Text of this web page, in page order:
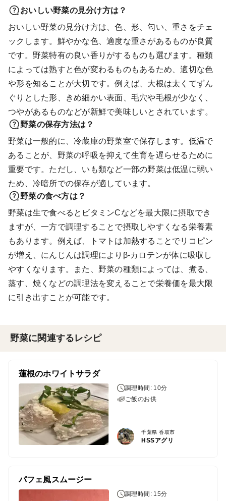
おいしい野菜の見分け方は？
おいしい野菜の見分け方は、色、形、匂い、重さをチェ
ックします。鮮やかな色、適度な重さがあるものが良質
です。野菜特有の良い香りがするものも選びます。種類
によっては熟すと色が変わるものもあるため、適切な色
や形を知ることが大切です。例えば、大根は太くてずん
ぐりとした形、きめ細かい表面、毛穴や毛根が少なく、
つやがあるものなどが新鮮で美味しいとされています。
野菜の保存方法は？
野菜は一般的に、冷蔵庫の野菜室で保存します。低温で
あることが、野菜の呼吸を抑えて生育を遅らせるために
重要です。ただし、いも類など一部の野菜は低温に弱い
ため、冷暗所での保存が適しています。
野菜の食べ方は？
野菜は生で食べるとビタミンCなどを最大限に摂取でき
ますが、一方で調理することで摂取しやすくなる栄養素
もあります。例えば、トマトは加熱することでリコピン
が増え、にんじんは調理によりβ-カロテンが体に吸収し
やすくなります。また、野菜の種類によっては、煮る、
蒸す、焼くなどの調理法を変えることで栄養価を最大限
に引き出すことが可能です。
野菜に関連するレシピ
蓮根のホワイトサラダ
調理時間: 10分
ご飯のお供
千葉県 香取市
HSSアグリ
パフェ風スムージー
調理時間: 15分